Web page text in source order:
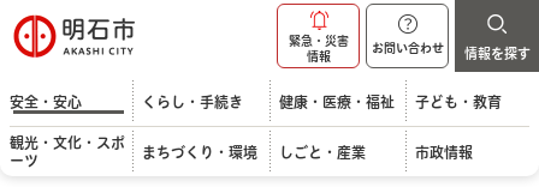
明石市
緊急・災害
情報
お問い合わせ 情報を探す
安全・安心 くらし・手続き 健康・医療・福祉 子ども・教育
観光・文化・スポ
ーツ
まちづくり・環境 しごと・産業 市政情報